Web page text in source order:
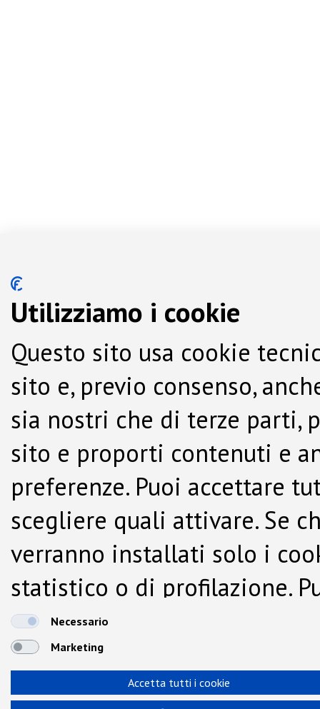
Utilizziamo i cookie
Questo sito usa cookie
sito e, previo consenso,
sia nostri che di terze parti,
sito e proporti contenuti e
preferenze. Puoi accettare
scegliere quali attivare. Se
verranno installati solo i
statistico o di profilazione.
dalla Cookie Policy.
Necessario
Marketing
Accetta tutti i cookie